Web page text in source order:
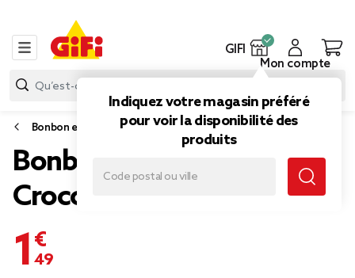
GIFI
Indiquez votre magasin préféré
pour voir la disponibilité des
produits
Mon compte
Bonbon et gourmandise
Bonbons Haribo Hari Le
Croco
1,49 €